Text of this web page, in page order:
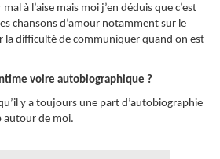
à l’aise mais moi j’en déduis que c’est
chansons d’amour notamment sur le
la difficulté de communiquer quand on est
voire autobiographique ?
y a toujours une part d’autobiographie
autour de moi.